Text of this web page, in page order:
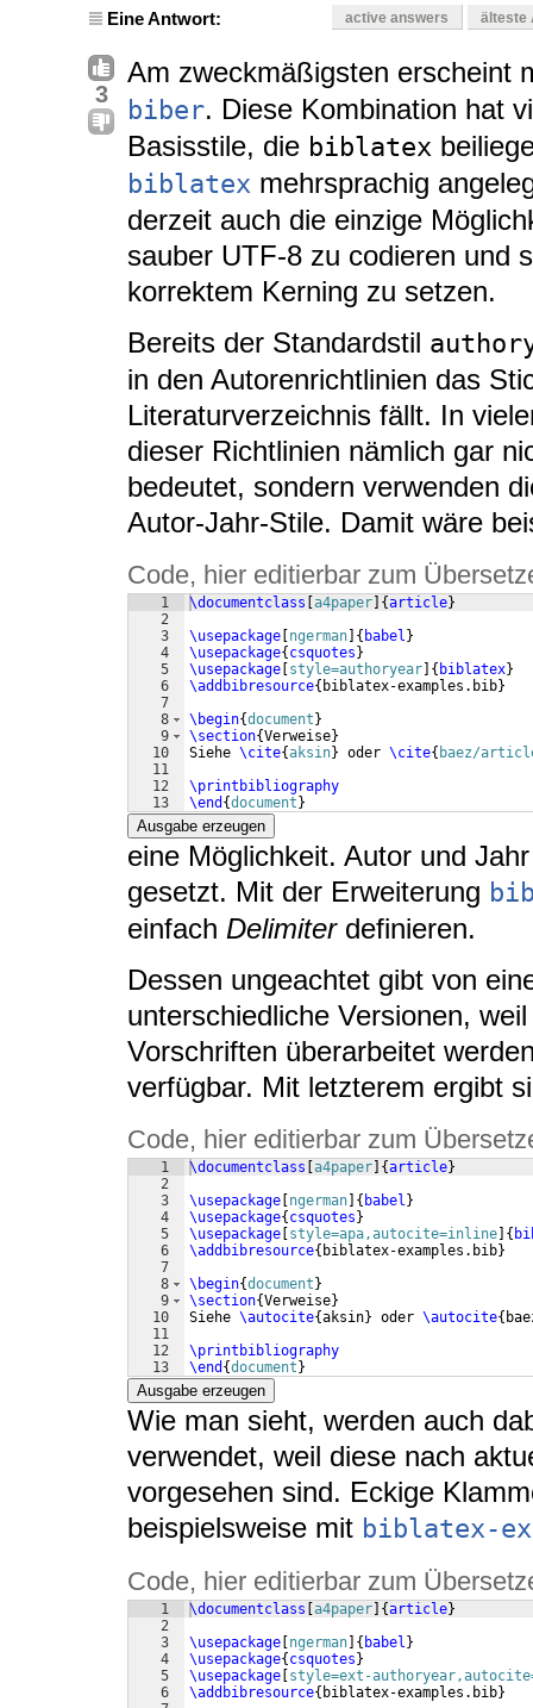
Eine Antwort: active answers älteste
3
Am zweckmäßigsten erscheint
biber. Diese Kombination hat
Basisstile, die biblatex
biblatex mehrsprachig
derzeit auch die einzige
sauber UTF-8 zu codieren und
korrektem Kerning zu setzen.
Bereits der Standardstil
in den Autorenrichtlinien das
Literaturverzeichnis fällt. In
dieser Richtlinien nämlich gar
bedeutet, sondern verwenden
Autor-Jahr-Stile. Damit wäre
Code, hier editierbar zum
1
2
3
4
5
6
7
8
9
10
11
12
13
\documentclass a4paper {article}
\usepackage ngerman { babel }
\usepackage{ csquotes }
\usepackage style=authoryear { biblatex}
\addbibresource{ biblatex-examples.bib}
\begin{document }
\section{Verweise}
Siehe \cite{aksin} oder \cite{ baez/
\printbibliography
\end {document }
Ausgabe erzeugen
eine Möglichkeit. Autor und
gesetzt. Mit der Erweiterung
einfach Delimiterdefinieren.
Dessen ungeachtet gibt von
unterschiedliche Versionen,
Vorschriften überarbeitet
verfügbar. Mit letzterem ergibt
Code, hier editierbar zum
1
2
3
4
5
6
7
8
9
10
11
12
13
\documentclass a4paper {article}
\usepackage ngerman { babel }
\usepackage{ csquotes }
\usepackage style=apa,autocite=inline {
\addbibresource{ biblatex-examples.bib}
\begin{document }
\section{Verweise}
Siehe \autocite{aksin} oder \autocite{
\printbibliography
\end {document }
Ausgabe erzeugen
Wie man sieht, werden auch
verwendet, weil diese nach
vorgesehen sind. Eckige
beispielsweise mit biblatex-
Code, hier editierbar zum
1
2
3
4
5
6
\documentclass a4paper {article}
\usepackage ngerman { babel }
\usepackage{ csquotes }
\usepackage style=ext-
\addbibresource{ biblatex-examples.bib}